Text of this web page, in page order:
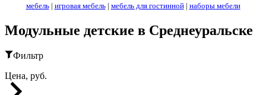
мебель| игровая мебель| мебель для гостинной| наборы мебели
Модульные детские в Среднеуральске
Фильтр
Цена, руб.